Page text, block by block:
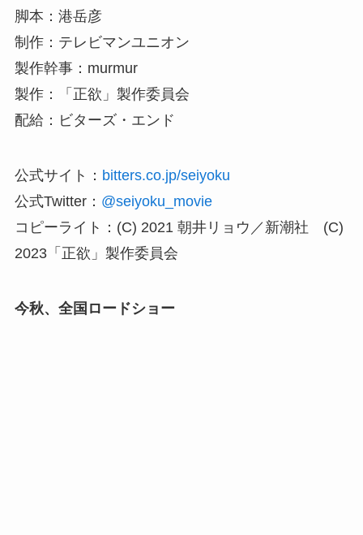
脚本：港岳彦
制作：テレビマンユニオン
製作幹事：murmur
製作：「正欲」製作委員会
配給：ビターズ・エンド
公式サイト： bitters.co.jp/seiyoku
公式Twitter： @seiyoku_movie
コピーライト：(C) 2021 朝井リョウ／新潮社 (C)
2023「正欲」製作委員会
今秋、全国ロードショー